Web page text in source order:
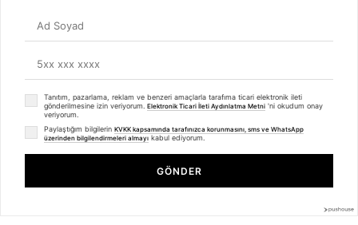
Sosyal Medya
betulbabacan.com- Tüm Hakları Saklıdır.
Tanıtım, pazarlama, reklam ve benzeri amaçlarla tarafıma ticari elektronik ileti
gönderilmesine izin veriyorum. Elektronik Ticari İleti Aydınlatma Metni 'ni okudum onay
veriyorum.
Paylaştığım bilgilerin KVKK kapsamında tarafınızca korunmasını, sms ve WhatsApp
üzerinden bilgilendirmeleri almayı kabul ediyorum.
GÖNDER